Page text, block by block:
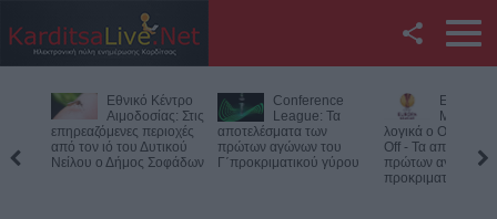
Twitter
YouTube
Εθνικό Κέντρο
Αιμοδοσίας: Στις
επηρεαζόμενες περιοχές
από τον ιό του Δυτικού
Νείλου ο Δήμος Σοφάδων
Conference
League: Τα
αποτελέσματα των
πρώτων αγώνων του
Γ΄προκριματικού γύρου
Europa
Με ΤΣΚΑ
λογικά ο ΟΦΗ στα
Off - Τα
πρώτων αγώνων
προκριματικό